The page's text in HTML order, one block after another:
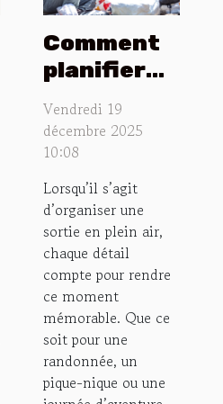
Comment
planifier
une sortie
en plein air
inoubliable
?
Vendredi 19
décembre 2025
10:08
Lorsqu’il s’agit
d’organiser une
sortie en plein air,
chaque détail
compte pour rendre
ce moment
mémorable. Que ce
soit pour une
randonnée, un
pique-nique ou une